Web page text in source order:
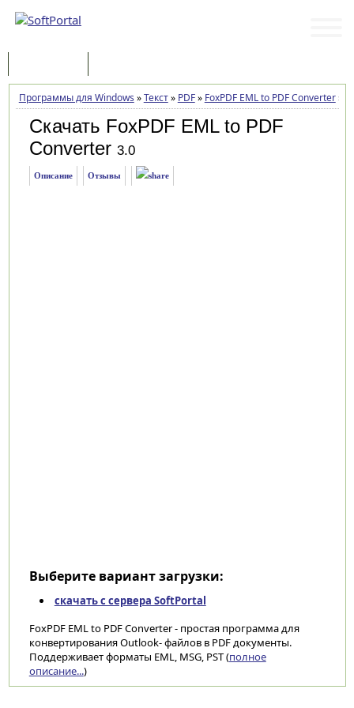
Программы для Windows »Текст» PDF» FoxPDF EML to PDF Converter»
Скачать FoxPDF EML to PDF
Converter 3.0
Описание Отзывы
Выберите вариант загрузки:
скачать с сервера SoftPortal
FoxPDF EML to PDF Converter - простая программа для
конвертирования Outlook- файлов в PDF документы.
Поддерживает форматы EML, MSG, PST (полное
описание...)